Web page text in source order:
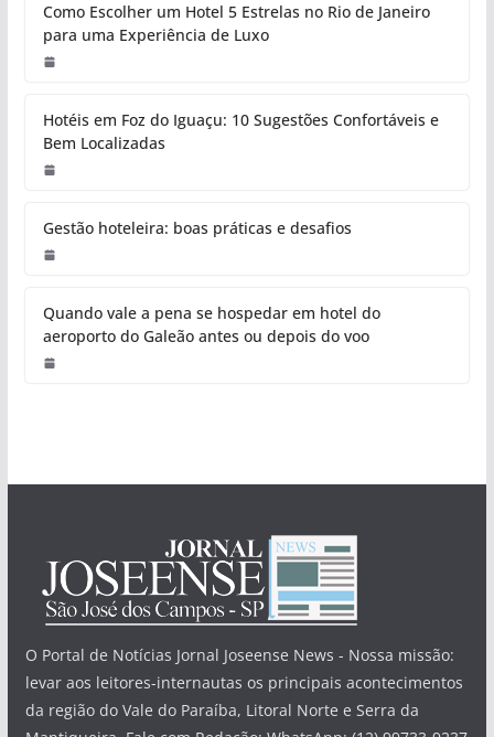
Como Escolher um Hotel 5 Estrelas no Rio de Janeiro
para uma Experiência de Luxo
Hotéis em Foz do Iguaçu: 10 Sugestões Confortáveis e
Bem Localizadas
Gestão hoteleira: boas práticas e desafios
Quando vale a pena se hospedar em hotel do
aeroporto do Galeão antes ou depois do voo
O Portal de Notícias Jornal Joseense News - Nossa missão:
levar aos leitores-internautas os principais acontecimentos
da região do Vale do Paraíba, Litoral Norte e Serra da